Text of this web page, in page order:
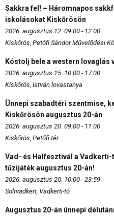
Sakkra fel! – Háromnapos
iskolásokat Kiskőrösön
2026. augusztus 12. 09:00 - 12:00
Kiskőrös, Petőfi Sándor Művelődési
Kóstolj bele a western lovaglás
2026. augusztus 15. 10:00 - 17:00
Kiskőrös, István lovastanya
Ünnepi szabadtéri szentmise,
Kiskőrösön augusztus 20-án
2026. augusztus 20. 09:00 - 11:00
Kiskőrös, Petőfi tér
Vad- és Halfesztivál a
tűzijáték augusztus 20-án!
2026. augusztus 20. 10:00 - 23:59
Soltvadkert, Vadkerti-tó
Augusztus 20-án ünnepi